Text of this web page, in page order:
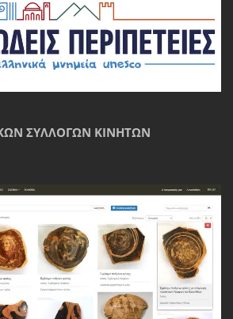
ΣΥΛΛΟΓΏΝ ΚΙΝΗΤΏΝ